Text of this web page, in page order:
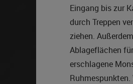
Eingang bis zur
durch Treppen
ziehen.
Ablageflächen
erschlagene
Ruhmespunkten.